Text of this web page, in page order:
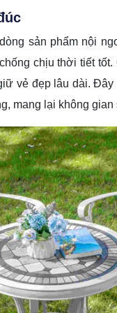
sản phẩm nội
chịu thời tiết
vẻ đẹp lâu dài.
mang lại không gian